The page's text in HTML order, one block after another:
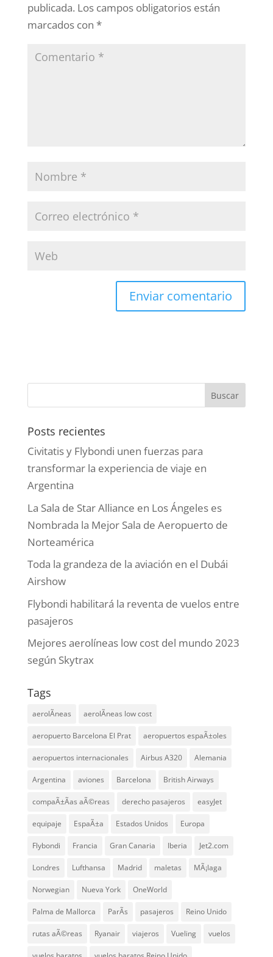
publicada. Los campos obligatorios están
marcados con *
Posts recientes
Civitatis y Flybondi unen fuerzas para
transformar la experiencia de viaje en
Argentina
La Sala de Star Alliance en Los Ángeles es
Nombrada la Mejor Sala de Aeropuerto de
Norteamérica
Toda la grandeza de la aviación en el Dubái
Airshow
Flybondi habilitará la reventa de vuelos entre
pasajeros
Mejores aerolíneas low cost del mundo 2023
según Skytrax
Tags
aerolÃ­neas aerolÃ­neas low cost
aeropuerto Barcelona El Prat aeropuertos espaÃ±oles
aeropuertos internacionales Airbus A320 Alemania
Argentina aviones Barcelona British Airways
compaÃ±Ã­as aÃ©reas derecho pasajeros easyJet
equipaje EspaÃ±a Estados Unidos Europa
Flybondi Francia Gran Canaria Iberia Jet2.com
Londres Lufthansa Madrid maletas MÃ¡laga
Norwegian Nueva York OneWorld
Palma de Mallorca ParÃ­s pasajeros Reino Unido
rutas aÃ©reas Ryanair viajeros Vueling vuelos